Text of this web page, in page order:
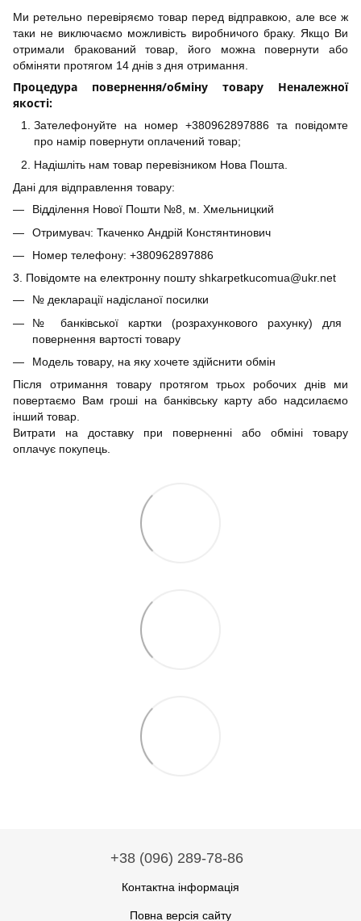
Ми ретельно перевіряємо товар перед відправкою, але все ж
таки не виключаємо можливість виробничого браку. Якщо Ви
отримали бракований товар, його можна повернути або
обміняти протягом 14 днів з дня отримання.
Процедура повернення/обміну товару Неналежної
якості:
Зателефонуйте на номер +380962897886 та повідомте
про намір повернути оплачений товар;
Надішліть нам товар перевізником Нова Пошта.
Дані для відправлення товару:
Відділення Нової Пошти №8, м. Хмельницкий
Отримувач: Ткаченко Андрій Констянтинович
Номер телефону: +380962897886
3. Повідомте на електронну пошту shkarpetkucomua@ukr.net
№ декларації надісланої посилки
№ банківської картки (розрахункового рахунку) для
повернення вартості товару
Модель товару, на яку хочете здійснити обмін
Після отримання товару протягом трьох робочих днів ми
повертаємо Вам гроші на банківську карту або надсилаємо
інший товар.
Витрати на доставку при поверненні або обміні товару
оплачує покупець.
+38 (096) 289-78-86
Контактна інформація
Повна версія сайту